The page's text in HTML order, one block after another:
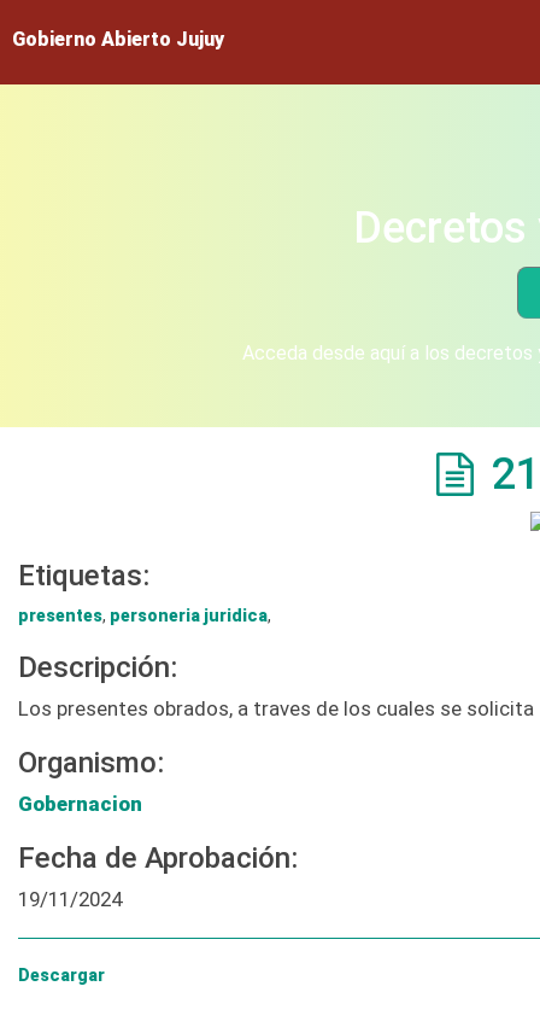
Gobierno Abierto Jujuy
Acceda desde aquí a los
Etiquetas:
presentes, personeria juridica,
Descripción:
Los presentes obrados, a traves de los cuales se
Organismo:
Gobernacion
Fecha de Aprobación:
19/11/2024
Descargar